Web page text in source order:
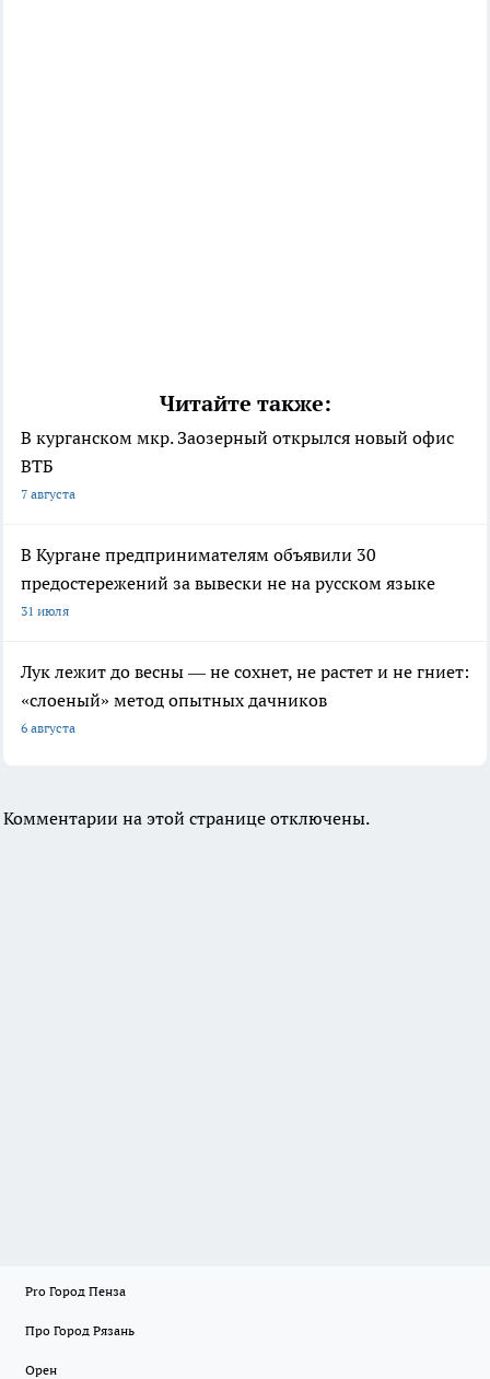
Читайте также:
В курганском мкр. Заозерный открылся новый офис
ВТБ
7 августа
В Кургане предпринимателям объявили 30
предостережений за вывески не на русском языке
31 июля
Лук лежит до весны — не сохнет, не растет и не гниет:
«слоеный» метод опытных дачников
6 августа
Комментарии на этой странице отключены.
Pro Город Пенза
Про Город Рязань
Орен